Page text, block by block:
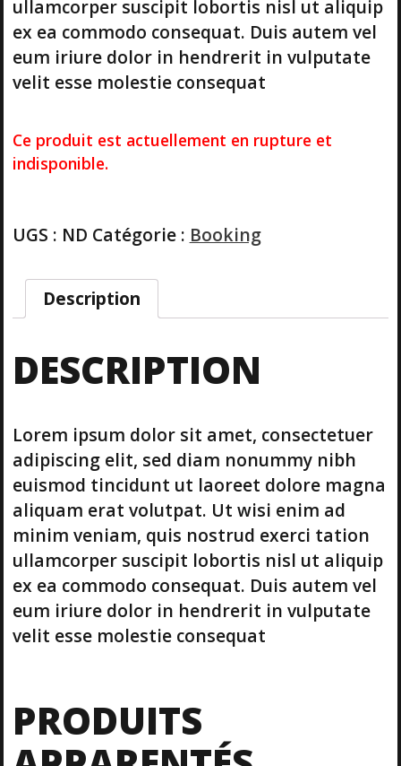
ullamcorper suscipit lobortis nisl ut aliquip
ex ea commodo consequat. Duis autem vel
eum iriure dolor in hendrerit in vulputate
velit esse molestie consequat
Ce produit est actuellement en rupture et
indisponible.
UGS : ND Catégorie : Booking
Description
DESCRIPTION
Lorem ipsum dolor sit amet, consectetuer
adipiscing elit, sed diam nonummy nibh
euismod tincidunt ut laoreet dolore magna
aliquam erat volutpat. Ut wisi enim ad
minim veniam, quis nostrud exerci tation
ullamcorper suscipit lobortis nisl ut aliquip
ex ea commodo consequat. Duis autem vel
eum iriure dolor in hendrerit in vulputate
velit esse molestie consequat
PRODUITS